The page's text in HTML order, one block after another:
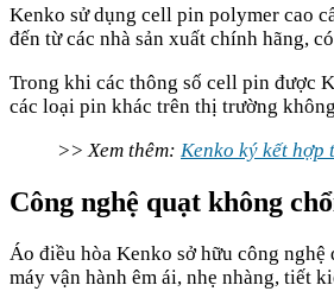
Kenko sử dụng cell pin polymer cao
đến từ các nhà sản xuất chính hãng,
Trong khi các thông số cell pin được
các loại pin khác trên thị trường
>> Xem thêm: Kenko ký kết hợp
Công nghệ quạt không
Áo điều hòa Kenko sở hữu công
máy vận hành êm ái, nhẹ nhàng, tiết